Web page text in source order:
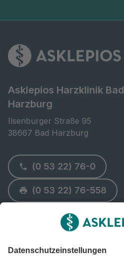
Asklepios Harzklinik Bad
Harzburg
Ilsenburger Straße 95
38667 Bad Harzburg
(0 53 22) 76-0
(0 53 22) 76-558
Nachricht schreiben